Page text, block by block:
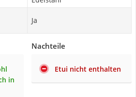
Ja
in
Nachteile
Etui nicht enthalten